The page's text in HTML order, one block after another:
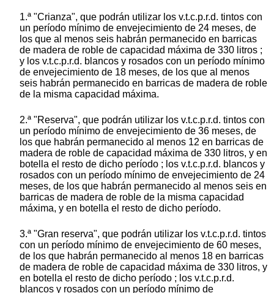
1.ª "Crianza", que podrán utilizar los v.t.c.p.r.d. tintos con
un período mínimo de envejecimiento de 24 meses, de
los que al menos seis habrán permanecido en barricas
de madera de roble de capacidad máxima de 330 litros ;
y los v.t.c.p.r.d. blancos y rosados con un período mínimo
de envejecimiento de 18 meses, de los que al menos
seis habrán permanecido en barricas de madera de roble
de la misma capacidad máxima.
2.ª "Reserva", que podrán utilizar los v.t.c.p.r.d. tintos con
un período mínimo de envejecimiento de 36 meses, de
los que habrán permanecido al menos 12 en barricas de
madera de roble de capacidad máxima de 330 litros, y en
botella el resto de dicho período ; los v.t.c.p.r.d. blancos y
rosados con un período mínimo de envejecimiento de 24
meses, de los que habrán permanecido al menos seis en
barricas de madera de roble de la misma capacidad
máxima, y en botella el resto de dicho período.
3.ª "Gran reserva", que podrán utilizar los v.t.c.p.r.d. tintos
con un período mínimo de envejecimiento de 60 meses,
de los que habrán permanecido al menos 18 en barricas
de madera de roble de capacidad máxima de 330 litros, y
en botella el resto de dicho período ; los v.t.c.p.r.d.
blancos y rosados con un período mínimo de